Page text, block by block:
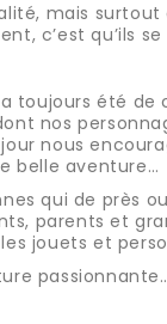
mais
c’est qu’ils
a toujours été
nos
nous
belle aventure…
qui de près
parents et
jouets et